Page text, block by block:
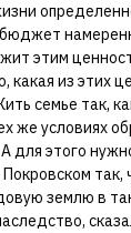
этим
какая из этих
семье так,
же условиях
для этого
так,
землю в